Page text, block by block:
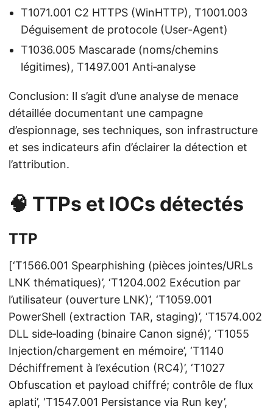
T1071.001 C2 HTTPS (WinHTTP), T1001.003
Déguisement de protocole (User-Agent)
T1036.005 Mascarade (noms/chemins
légitimes), T1497.001 Anti‑analyse
Conclusion: Il s’agit d’une analyse de menace
détaillée documentant une campagne
d’espionnage, ses techniques, son infrastructure
et ses indicateurs afin d’éclairer la détection et
l’attribution.
🧠 TTPs et IOCs détectés
TTP
[‘T1566.001 Spearphishing (pièces jointes/URLs
LNK thématiques)’, ‘T1204.002 Exécution par
l’utilisateur (ouverture LNK)’, ‘T1059.001
PowerShell (extraction TAR, staging)’, ‘T1574.002
DLL side‑loading (binaire Canon signé)’, ‘T1055
Injection/chargement en mémoire’, ‘T1140
Déchiffrement à l’exécution (RC4)’, ‘T1027
Obfuscation et payload chiffré; contrôle de flux
aplati’, ‘T1547.001 Persistance via Run key’,